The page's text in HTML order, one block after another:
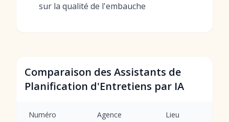
sur la qualité de l'embauche
Comparaison des Assistants de
Planification d'Entretiens par IA
Numéro Agence Lieu